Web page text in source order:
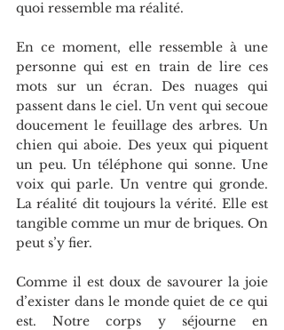
quoi ressemble ma réalité.
En ce moment, elle ressemble à une
personne qui est en train de lire ces
mots sur un écran. Des nuages qui
passent dans le ciel. Un vent qui secoue
doucement le feuillage des arbres. Un
chien qui aboie. Des yeux qui piquent
un peu. Un téléphone qui sonne. Une
voix qui parle. Un ventre qui gronde.
La réalité dit toujours la vérité. Elle est
tangible comme un mur de briques. On
peut s’y fier.
Comme il est doux de savourer la joie
d’exister dans le monde quiet de ce qui
est. Notre corps y séjourne en